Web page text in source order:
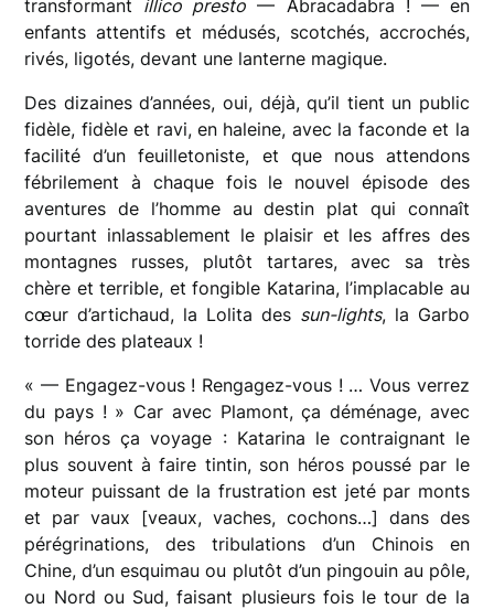
transformant illico presto — Abracadabra ! — en
enfants attentifs et médusés, scotchés, accrochés,
rivés, ligotés, devant une lanterne magique.
Des dizaines d’années, oui, déjà, qu’il tient un public
fidèle, fidèle et ravi, en haleine, avec la faconde et la
facilité d’un feuilletoniste, et que nous attendons
fébrilement à chaque fois le nouvel épisode des
aventures de l’homme au destin plat qui connaît
pourtant inlassablement le plaisir et les affres des
montagnes russes, plutôt tartares, avec sa très
chère et terrible, et fongible Katarina, l’implacable au
cœur d’artichaud, la Lolita des sun-lights, la Garbo
torride des plateaux !
« — Engagez-vous ! Rengagez-vous ! … Vous verrez
du pays ! » Car avec Plamont, ça déménage, avec
son héros ça voyage : Katarina le contraignant le
plus souvent à faire tintin, son héros poussé par le
moteur puissant de la frustration est jeté par monts
et par vaux [veaux, vaches, cochons…] dans des
pérégrinations, des tribulations d’un Chinois en
Chine, d’un esquimau ou plutôt d’un pingouin au pôle,
ou Nord ou Sud, faisant plusieurs fois le tour de la